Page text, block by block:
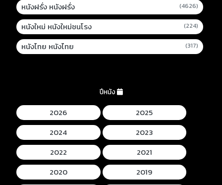
หนังฝรั่ง หนังฝรั่ง (4626)
หนังใหม่ หนังใหม่ชนโรง (224)
หนังไทย หนังไทย (317)
ปีหนัง
2026
2025
2024
2023
2022
2021
2020
2019